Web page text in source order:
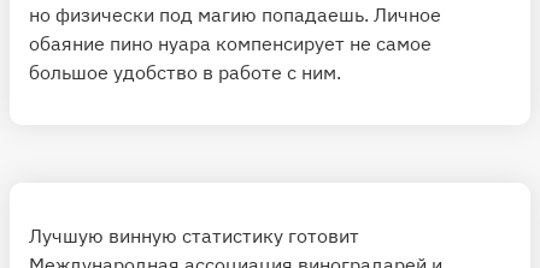
но физически под магию попадаешь. Личное
обаяние пино нуара компенсирует не самое
большое удобство в работе с ним.
Лучшую винную статистику готовит